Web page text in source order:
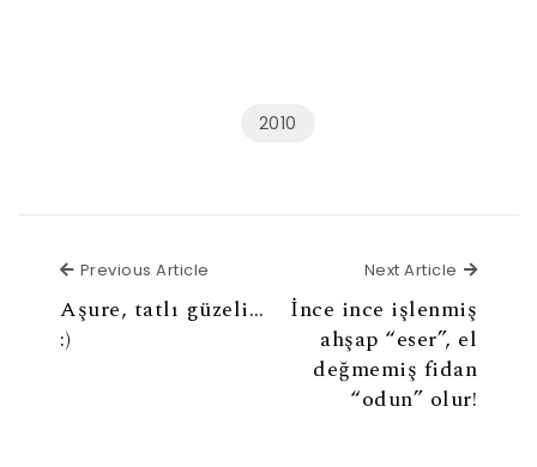
2010
Previous Article
Aşure, tatlı güzeli…
:)
Next Article Next
İnce ince işlenmiş
ahşap “eser”, el
değmemiş fidan
“odun” olur!